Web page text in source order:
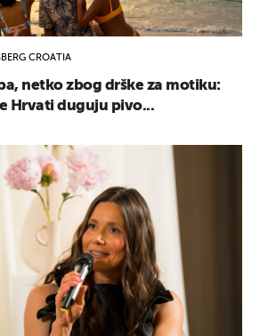
CROATIA
netko zbog drške za motiku:
Hrvati duguju pivo...